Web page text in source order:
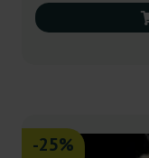
-25%